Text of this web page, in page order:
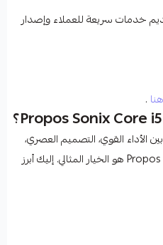
خدمات سريعة للعملاء وإصدار
.
القوي، التصميم العصري،
هو الخيار المثالي. إليك أبرز